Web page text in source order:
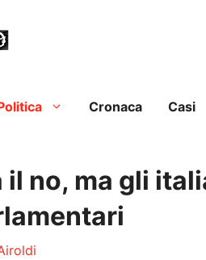
Cronaca Casi
il no, ma gli